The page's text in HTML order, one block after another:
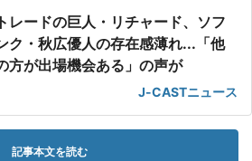
レードの巨人・リチャード、ソフ
ク・秋広優人の存在感薄れ...「他
方が出場機会ある」の声が
J-CASTニュース
記事本文を読む